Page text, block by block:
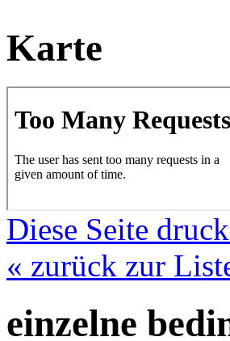
Karte
Diese Seite
« zurück zur
einzelne